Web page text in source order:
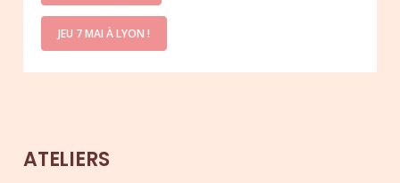
JEU 7 MAI À LYON !
ATELIERS